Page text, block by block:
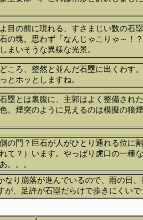
目の前に現れる、すさまじい数の石
の塊。思わず「なんじゃこりゃ～！
まいそうな異様な光景。
ころ、整然と並んだ石塁に出くわす
とホッとしますね。
塁とは裏腹に、主郭はよく整備され
。煙突のように見えるのは模擬の狼
の門？巨石が人がひとり通れる位に
れて？）います。やっぱり虎口の一種
。。。
なり崩落が進んでいるので、雨の日
が、足許が石塁だらけで歩きにくい